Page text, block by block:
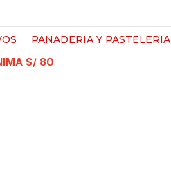
PANADERIA Y PASTELERIA
S/ 80